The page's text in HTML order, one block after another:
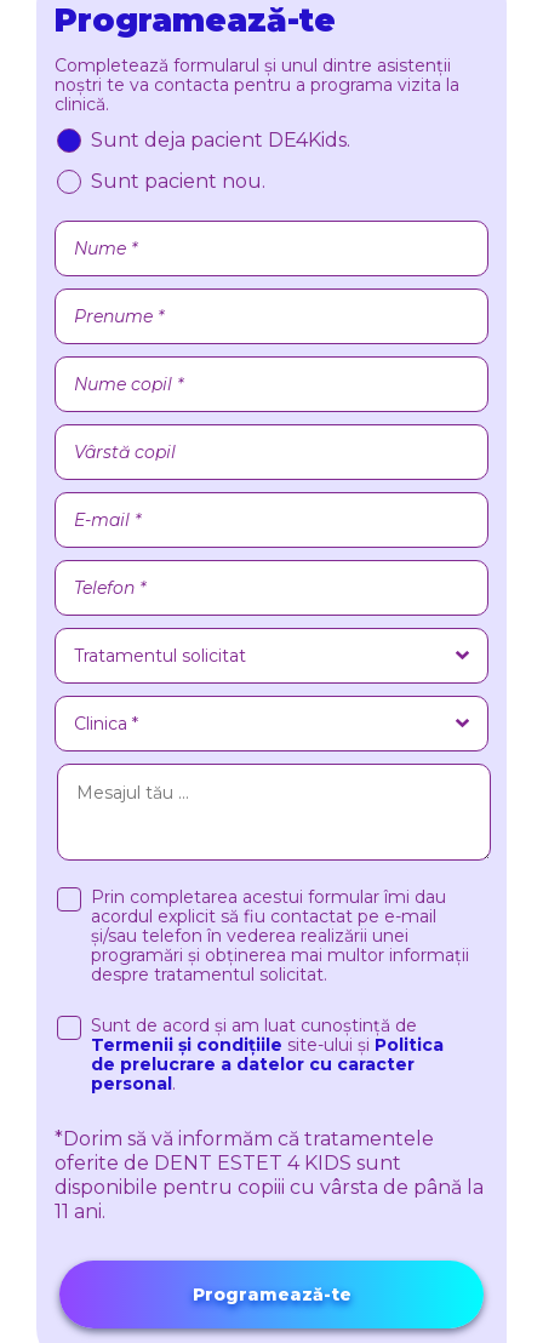
Programează-te
Completează formularul și unul dintre asistenții
noștri te va contacta pentru a programa vizita la
clinică.
Sunt deja pacient DE4Kids.
Sunt pacient nou.
Prin completarea acestui formular îmi dau
acordul explicit să fiu contactat pe e-mail
și/sau telefon în vederea realizării unei
programări și obținerea mai multor informații
despre tratamentul solicitat.
Sunt de acord și am luat cunoștință de
Termenii și condițiile site-ului și Politica
de prelucrare a datelor cu caracter
personal.
*Dorim să vă informăm că tratamentele
oferite de DENT ESTET 4 KIDS sunt
disponibile pentru copiii cu vârsta de până la
11 ani.
Programează-te